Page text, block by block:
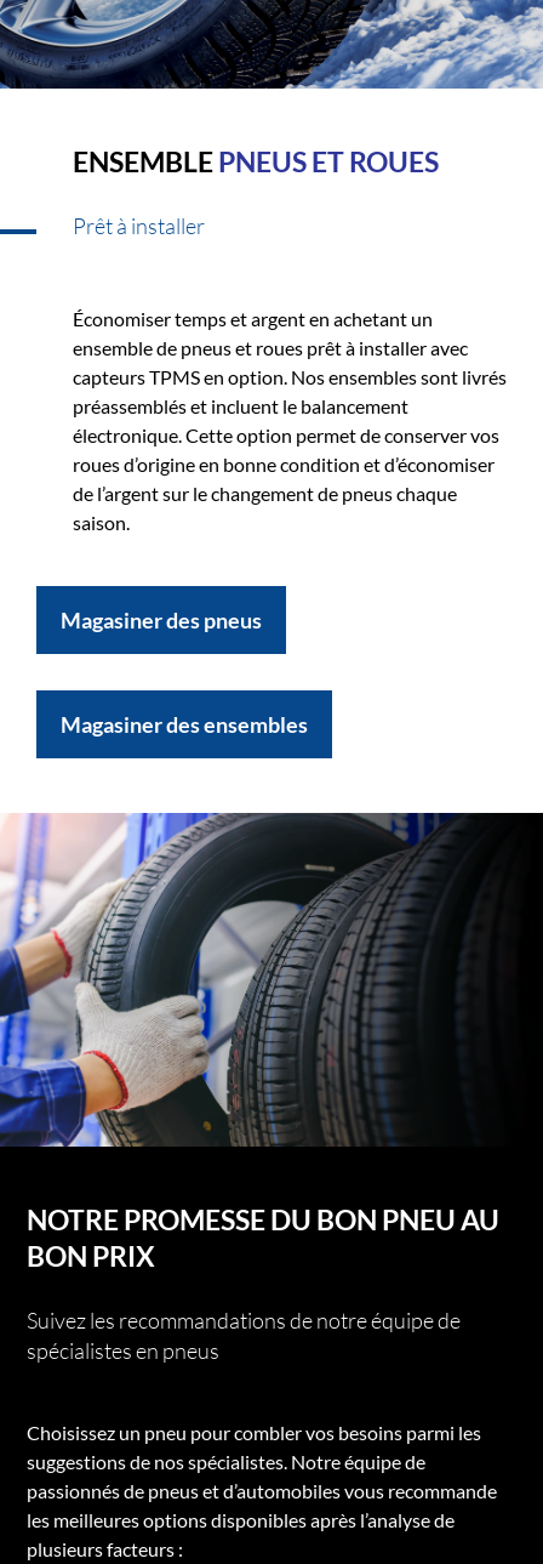
ENSEMBLEPNEUS ET ROUES
Prêt à installer
Économiser temps et argent en achetant un
ensemble de pneus et roues prêt à installer avec
capteurs TPMS en option. Nos ensembles sont livrés
préassemblés et incluent le balancement
électronique. Cette option permet de conserver vos
roues d’origine en bonne condition et d’économiser
de l’argent sur le changement de pneus chaque
saison.
Magasiner des pneus
Magasiner des ensembles
NOTRE PROMESSE DU BON PNEU AU
BON PRIX
Suivez les recommandations de notre équipe de
spécialistes en pneus
Choisissez un pneu pour combler vos besoins parmi les
suggestions de nos spécialistes. Notre équipe de
passionnés de pneus et d’automobiles vous recommande
les meilleures options disponibles après l’analyse de
plusieurs facteurs :